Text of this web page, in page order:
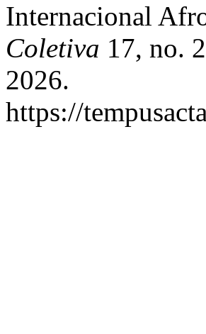
Internacional
Coletiva 17, no.
2026.
https://